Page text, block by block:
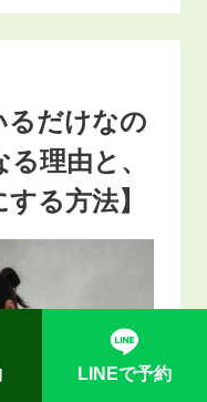
るだけなの
理由と、
る方法】
LINEで予約